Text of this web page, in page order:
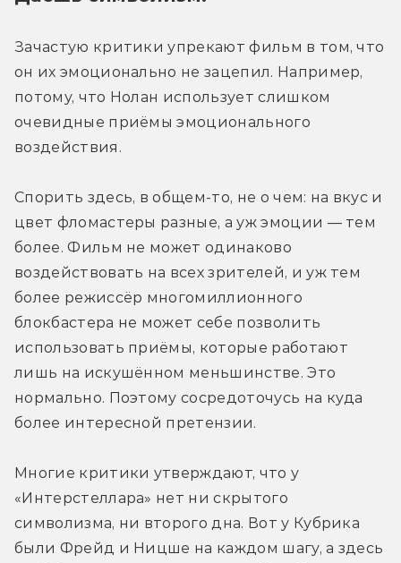
Зачастую критики упрекают фильм в том, что
он их эмоционально не зацепил. Например,
потому, что Нолан использует слишком
очевидные приёмы эмоционального
воздействия.
Спорить здесь, в общем-то, не о чем: на вкус и
цвет фломастеры разные, а уж эмоции — тем
более. Фильм не может одинаково
воздействовать на всех зрителей, и уж тем
более режиссёр многомиллионного
блокбастера не может себе позволить
использовать приёмы, которые работают
лишь на искушённом меньшинстве. Это
нормально. Поэтому сосредоточусь на куда
более интересной претензии.
Многие критики утверждают, что у
«Интерстеллара» нет ни скрытого
символизма, ни второго дна. Вот у Кубрика
были Фрейд и Ницше на каждом шагу, а здесь